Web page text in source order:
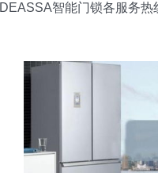
DEASSA智能门锁各服务热